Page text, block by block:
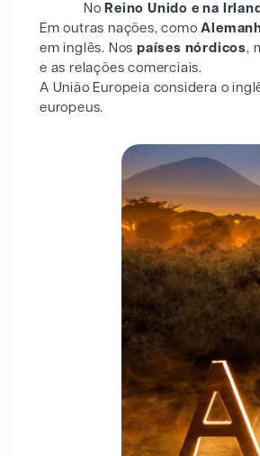
No Reino Unido e na
Em outras nações, como
em inglês. Nospaíses nórdicos,
e as relações comerciais.
A União Europeia considera o
europeus.